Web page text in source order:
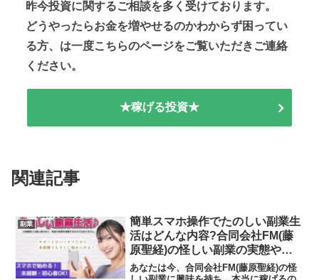
昨今投資に関するご相談を多く受けております。
どうやったらお金を増やせるのかわからず困ってい
る方、は一度こちらのページをご覧いただきご連絡
ください。
★稼げる投資★
関連記事
副業
簡単スマホ操作でたのしい副業生
活はどんな内容?合同会社FM(藤
原聖経)の怪しい副業の実態や実
践者の声、口コミや評判を調査し
あなたは今、合同会社FM(藤原聖経)の怪